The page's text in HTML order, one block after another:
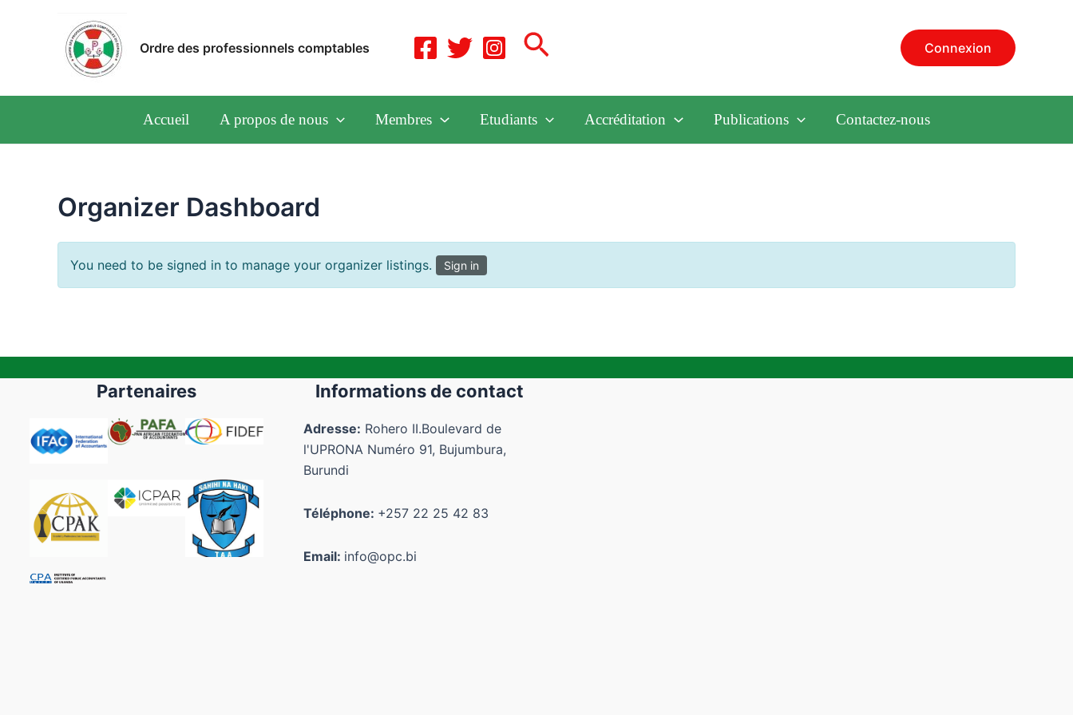
Ordre des professionnels comptables Search Connexion
Accueil A propos de nous Membres Etudiants Accréditation Publications Contactez-nous
Organizer Dashboard
You need to be signed in to manage your organizer listings. Sign in
Partenaires Informations de contact
Adresse: Rohero II.Boulevard de
l'UPRONA Numéro 91, Bujumbura,
Burundi
Téléphone: +257 22 25 42 83
Email: info@opc.bi